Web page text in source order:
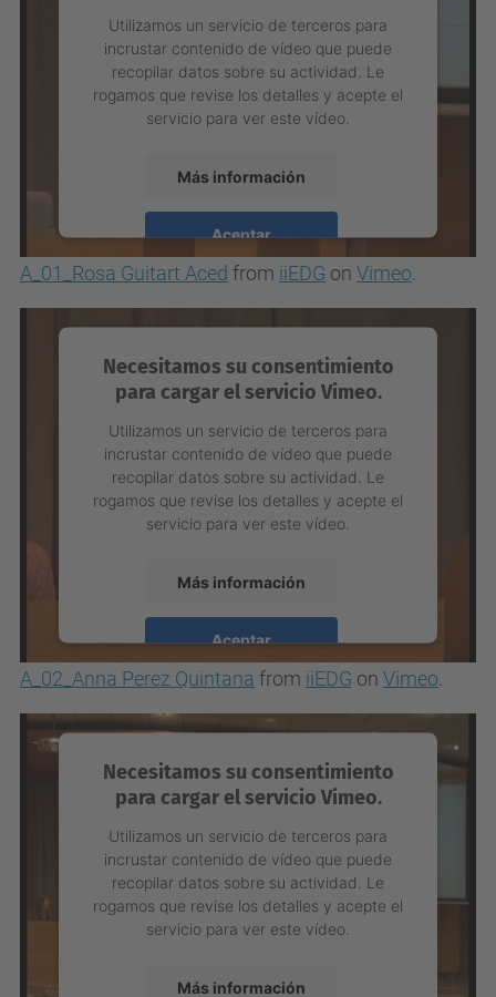
Utilizamos un servicio de terceros para
incrustar contenido de vídeo que puede
recopilar datos sobre su actividad. Le
rogamos que revise los detalles y acepte el
servicio para ver este vídeo.
Más información
Aceptar
powered byUsercentrics Consent
A_01_Rosa Guitart Aced from iiEDG on Vimeo
Necesitamos su consentimiento
para cargar el servicio Vimeo.
Utilizamos un servicio de terceros para
incrustar contenido de vídeo que puede
recopilar datos sobre su actividad. Le
rogamos que revise los detalles y acepte el
servicio para ver este vídeo.
Más información
Aceptar
powered byUsercentrics Consent
A_02_Anna Perez Quintana from iiEDG on Vimeo
Necesitamos su consentimiento
para cargar el servicio Vimeo.
Utilizamos un servicio de terceros para
incrustar contenido de vídeo que puede
recopilar datos sobre su actividad. Le
rogamos que revise los detalles y acepte el
servicio para ver este vídeo.
Más información